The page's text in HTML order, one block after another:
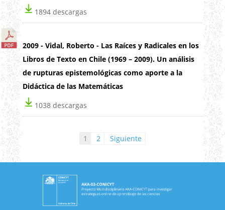
1894 descargas
2009 - Vidal, Roberto - Las Raíces y Radicales en los
Libros de Texto en Chile (1969 – 2009). Un análisis
de rupturas epistemológicas como aporte a la
Didáctica de las Matemáticas
1038 descargas
Paginación de entradas
1 2 Siguiente